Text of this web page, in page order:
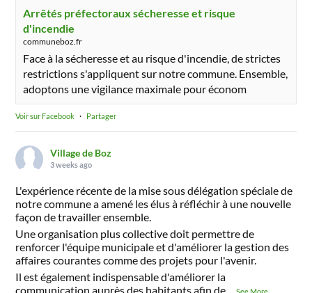
Arrêtés préfectoraux sécheresse et risque
d'incendie
communeboz.fr
Face à la sécheresse et au risque d'incendie, de strictes
restrictions s'appliquent sur notre commune. Ensemble,
adoptons une vigilance maximale pour économ
Voir sur Facebook · Partager
Village de Boz
3 weeks ago
L'expérience récente de la mise sous délégation spéciale de
notre commune a amené les élus à réfléchir à une nouvelle
façon de travailler ensemble.
Une organisation plus collective doit permettre de
renforcer l'équipe municipale et d'améliorer la gestion des
affaires courantes comme des projets pour l'avenir.
Il est également indispensable d'améliorer la
communication auprès des habitants afin de...